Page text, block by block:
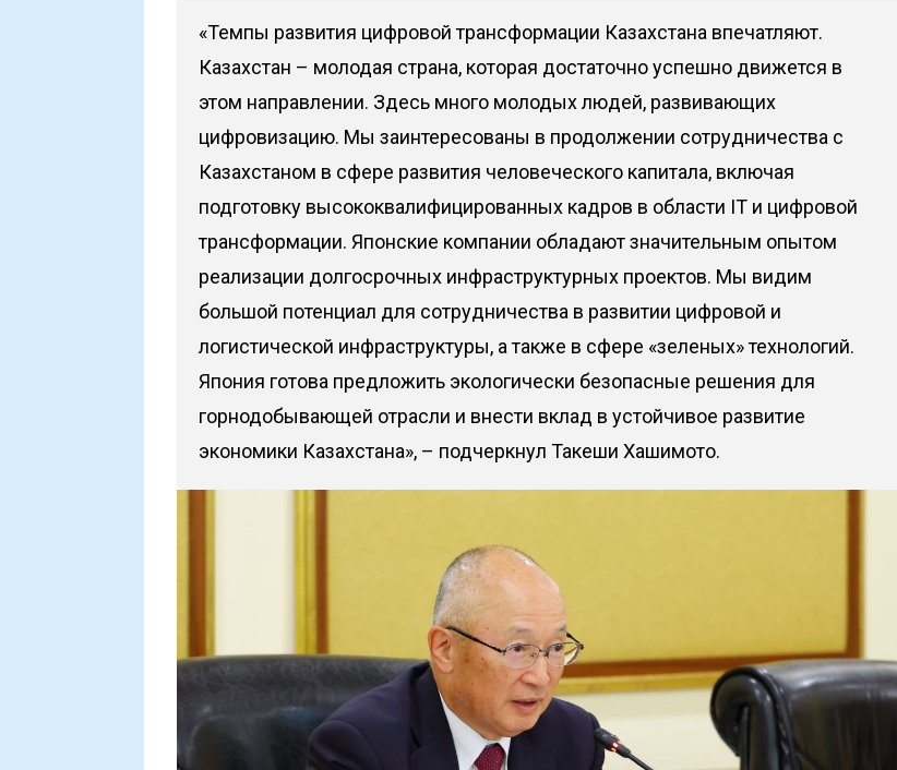
«Темпы развития цифровой трансформации Казахстана впечатляют.
Казахстан – молодая страна, которая достаточно успешно движется в
этом направлении. Здесь много молодых людей, развивающих
цифровизацию. Мы заинтересованы в продолжении сотрудничества с
Казахстаном в сфере развития человеческого капитала, включая
подготовку высококвалифицированных кадров в области IT и цифровой
трансформации. Японские компании обладают значительным опытом
реализации долгосрочных инфраструктурных проектов. Мы видим
большой потенциал для сотрудничества в развитии цифровой и
логистической инфраструктуры, а также в сфере «зеленых» технологий.
Япония готова предложить экологически безопасные решения для
горнодобывающей отрасли и внести вклад в устойчивое развитие
экономики Казахстана», – подчеркнул Такеши Хашимото.